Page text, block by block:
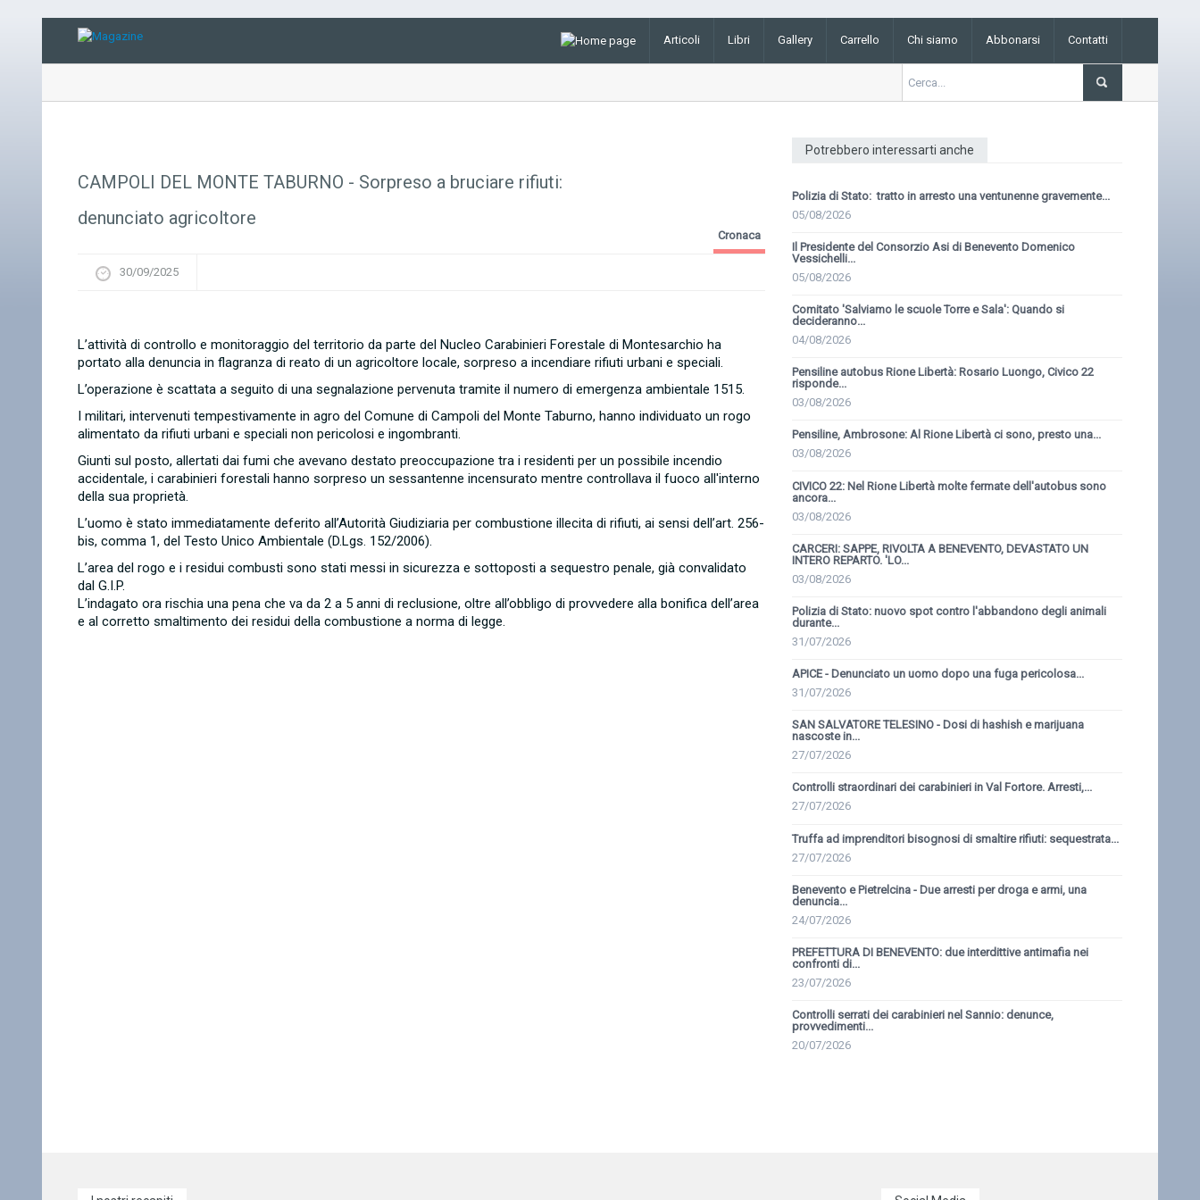
Articoli Libri Gallery Carrello Chi siamo Abbonarsi Contatti
CAMPOLI DEL MONTE TABURNO - Sorpreso a bruciare rifiuti:
denunciato agricoltore
Cronaca
30/09/2025
L’attività di controllo e monitoraggio del territorio da parte del Nucleo Carabinieri Forestale di Montesarchio ha
portato alla denuncia in flagranza di reato di un agricoltore locale, sorpreso a incendiare rifiuti urbani e speciali.
L’operazione è scattata a seguito di una segnalazione pervenuta tramite il numero di emergenza ambientale 1515.
I militari, intervenuti tempestivamente in agro del Comune di Campoli del Monte Taburno, hanno individuato un rogo
alimentato da rifiuti urbani e speciali non pericolosi e ingombranti.
Giunti sul posto, allertati dai fumi che avevano destato preoccupazione tra i residenti per un possibile incendio
accidentale, i carabinieri forestali hanno sorpreso un sessantenne incensurato mentre controllava il fuoco all'interno
della sua proprietà.
L’uomo è stato immediatamente deferito all’Autorità Giudiziaria per combustione illecita di rifiuti, ai sensi dell’art. 256-
bis, comma 1, del Testo Unico Ambientale (D.Lgs. 152/2006).
L’area del rogo e i residui combusti sono stati messi in sicurezza e sottoposti a sequestro penale, già convalidato
dal G.I.P.
L’indagato ora rischia una pena che va da 2 a 5 anni di reclusione, oltre all’obbligo di provvedere alla bonifica dell’area
e al corretto smaltimento dei residui della combustione a norma di legge.
Potrebbero interessarti anche
Polizia di Stato: tratto in arresto una ventunenne gravemente...
05/08/2026
Il Presidente del Consorzio Asi di Benevento Domenico
Vessichelli...
05/08/2026
Comitato 'Salviamo le scuole Torre e Sala': Quando si
decideranno...
04/08/2026
Pensiline autobus Rione Libertà: Rosario Luongo, Civico 22
risponde...
03/08/2026
Pensiline, Ambrosone: Al Rione Libertà ci sono, presto una...
03/08/2026
CIVICO 22: Nel Rione Libertà molte fermate dell'autobus sono
ancora...
03/08/2026
CARCERI: SAPPE, RIVOLTA A BENEVENTO, DEVASTATO UN
INTERO REPARTO. 'LO...
03/08/2026
Polizia di Stato: nuovo spot contro l'abbandono degli animali
durante...
31/07/2026
APICE - Denunciato un uomo dopo una fuga pericolosa...
31/07/2026
SAN SALVATORE TELESINO - Dosi di hashish e marijuana
nascoste in...
27/07/2026
Controlli straordinari dei carabinieri in Val Fortore. Arresti,...
27/07/2026
Truffa ad imprenditori bisognosi di smaltire rifiuti: sequestrata...
27/07/2026
Benevento e Pietrelcina - Due arresti per droga e armi, una
denuncia...
24/07/2026
PREFETTURA DI BENEVENTO: due interdittive antimafia nei
confronti di...
23/07/2026
Controlli serrati dei carabinieri nel Sannio: denunce,
provvedimenti...
20/07/2026